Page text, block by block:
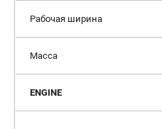
Рабочая ширина
Масса
ENGINE